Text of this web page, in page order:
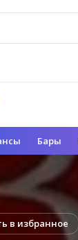
Бары
в избранное